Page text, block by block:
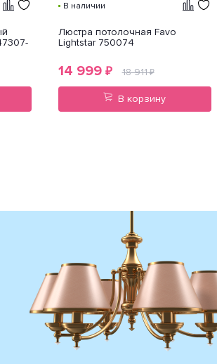
В наличии
Люстра потолочная Favo
Lightstar 750074
14 999₽ 18 911₽
В корзину